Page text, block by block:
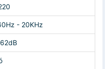
- 20KHz